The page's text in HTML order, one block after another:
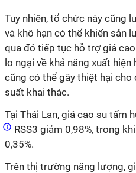
Tuy nhiên, tổ chức này cũng
và khô hạn có thể khiến sản
qua đó tiếp tục hỗ trợ giá
lo ngại về khả năng xuất
cũng có thể gây thiệt hại
suất khai thác.
Tại Thái Lan, giá cao su tấm
RSS3 giảm 0,98%, trong
0,35%.
Trên thị trường năng lượng,